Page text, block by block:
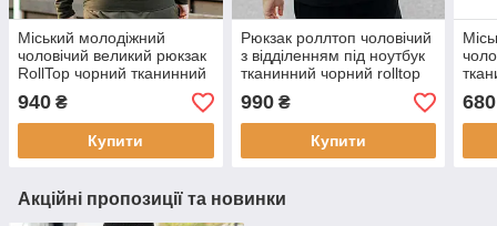
Міський молодіжний
чоловічий великий рюкзак
RollTop чорний тканинний
повсякденний ролтоп для
тренувань
940 ₴
Купити
Рюкзак роллтоп чоловічий
з відділенням під ноутбук
тканинний чорний rolltop
990₴
Купити
680
Акційні пропозиції та новинки